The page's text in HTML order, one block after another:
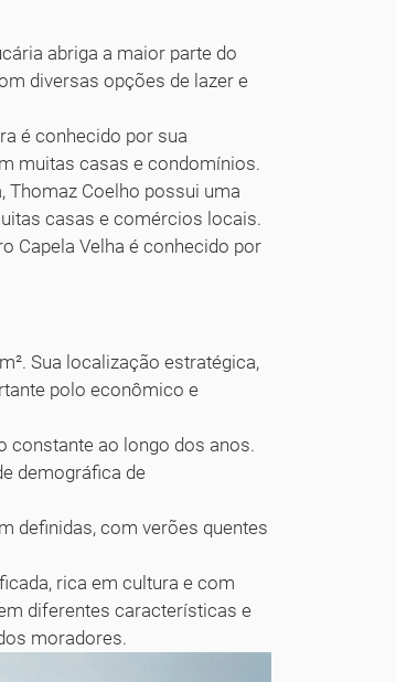
abriga a maior parte do
diversas opções de lazer e
é conhecido por sua
muitas casas e condomínios.
Thomaz Coelho possui uma
casas e comércios locais.
Capela Velha é conhecido por
Sua localização estratégica,
polo econômico e
constante ao longo dos anos.
demográfica de
definidas, com verões quentes
rica em cultura e com
diferentes características e
moradores.